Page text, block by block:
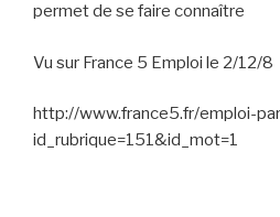
permet de se faire connaître
Vu sur France 5 Emploi le 2/12/8
http://www.france5.fr/emploi-
id_rubrique=151&id_mot=1